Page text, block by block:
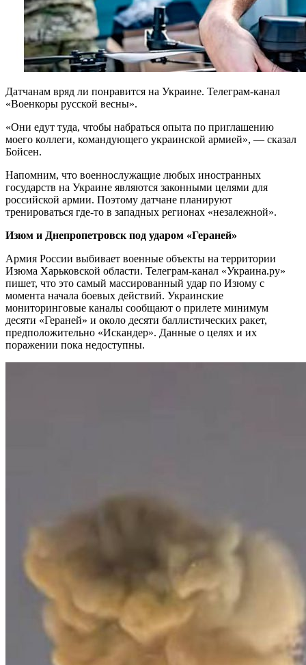
Датчанам вряд ли понравится на Украине. Телеграм-канал
«Военкоры русской весны».
«Они едут туда, чтобы набраться опыта по приглашению
моего коллеги, командующего украинской армией», — сказал
Бойсен.
Напомним, что военнослужащие любых иностранных
государств на Украине являются законными целями для
российской армии. Поэтому датчане планируют
тренироваться где-то в западных регионах «незалежной».
Изюм и Днепропетровск под ударом «Гераней»
Армия России выбивает военные объекты на территории
Изюма Харьковской области. Телеграм-канал «Украина.ру»
пишет, что это самый массированный удар по Изюму с
момента начала боевых действий. Украинские
мониторинговые каналы сообщают о прилете минимум
десяти «Гераней» и около десяти баллистических ракет,
предположительно «Искандер». Данные о целях и их
поражении пока недоступны.